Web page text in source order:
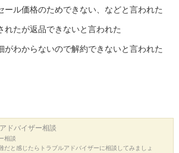
ール価格のためできない、などと言われた
れたが返品できないと言われた
がわからないので解約できないと言われた
アドバイザー相談
相談
だと感じたらトラブルアドバイザーに相談してみましょ